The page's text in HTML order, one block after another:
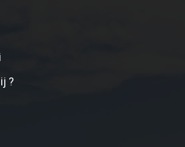
?